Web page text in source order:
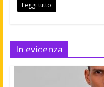
Leggi tutto
In evidenza